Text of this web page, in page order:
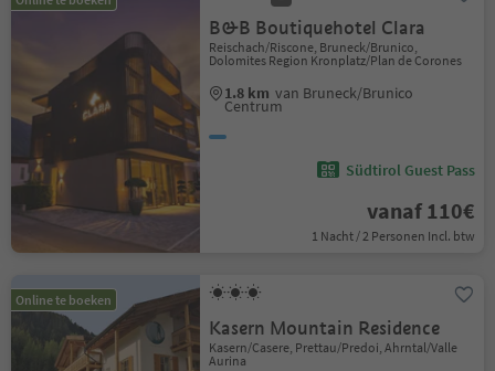
B&B Boutiquehotel Clara
Reischach/Riscone, Bruneck/Brunico,
Dolomites Region Kronplatz/Plan de Corones
1.8 km van Bruneck/Brunico
Centrum
Südtirol Guest Pass
vanaf 110€
1 Nacht / 2 Personen Incl. btw
Online te boeken
Kasern Mountain Residence
Kasern/Casere, Prettau/Predoi, Ahrntal/Valle
Aurina